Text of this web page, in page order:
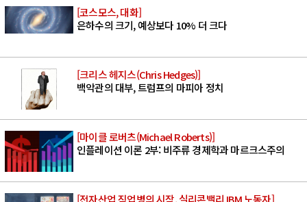
[코스모스, 대화]
은하수의 크기, 예상보다 10% 더 크다
[크리스 헤지스(Chris Hedges)]
백악관의 대부, 트럼프의 마피아 정치
[마이클 로버츠(Michael Roberts)]
인플레이션 이론 2부: 비주류 경제학과 마르크스주의
[전자산업 직업병의 시작, 실리콘밸리 IBM 노동자]